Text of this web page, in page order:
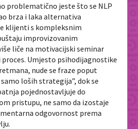
problematično jeste što se NLP
brza i laka alternativa
klijenti s kompleksnim
improvizovanim
liče na motivacijski seminar
Umjesto psihodijagnostike
nude se fraze poput
loših strategija”, dok se
pojednostavljuje do
pristupu, ne samo da izostaje
odgovornost prema